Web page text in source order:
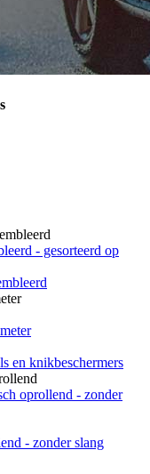
- gesorteerd op
en knikbeschermers
oprollend - zonder
- zonder slang